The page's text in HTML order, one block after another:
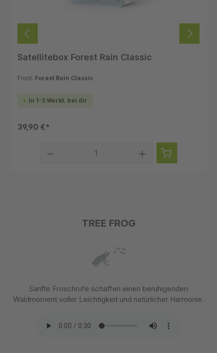
Satellitebox Forest Rain Classic
Front: Forest Rain Classic
In 1-3 Werkt. bei dir
39,90 €*
TREE FROG
Sanfte Froschrufe schaffen einen beruhigenden
Waldmoment voller Leichtigkeit und natürlicher Harmonie.